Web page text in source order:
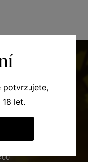
620
potvrzujete,
let.